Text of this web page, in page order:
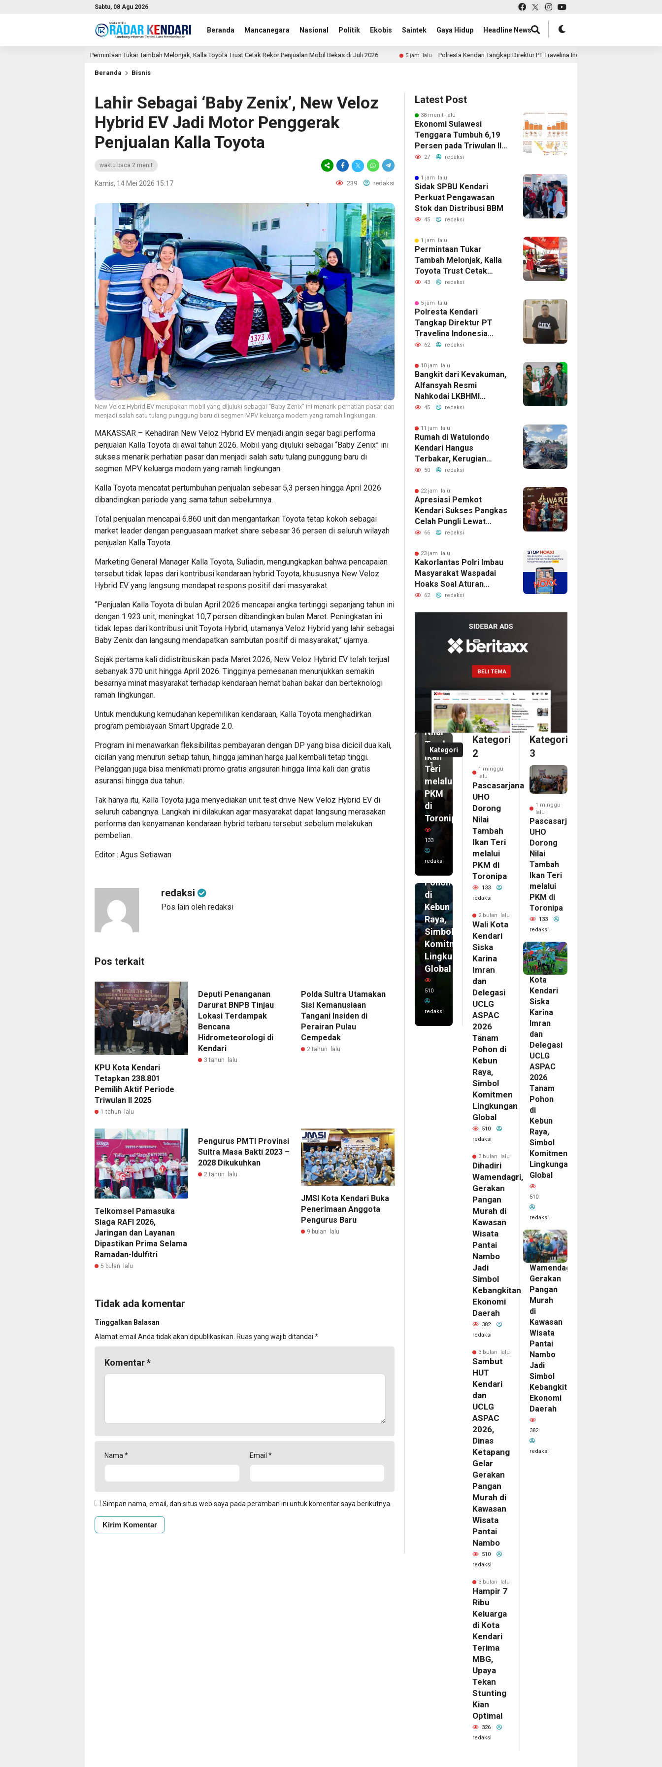
Sabtu, 08 Agu 2026
Beranda Mancanegara Nasional Politik Ekobis Saintek Gaya Hidup Headline News
Permintaan Tukar Tambah Melonjak, Kalla Toyota Trust Cetak Rekor Penjualan Mobil Bekas di Juli 2026 5 jam lalu Polresta Kendari Tangkap Direktur PT Travelina Indonesia Terkait Dugaan Penipuan dan
Beranda Bisnis
Lahir Sebagai ‘Baby Zenix’, New Veloz
Hybrid EV Jadi Motor Penggerak
Penjualan Kalla Toyota
waktu baca 2 menit
Kamis, 14 Mei 2026 15:17 239 redaksi
New Veloz Hybrid EV merupakan mobil yang dijuluki sebagai “Baby Zenix” ini menarik perhatian pasar dan
menjadi salah satu tulang punggung baru di segmen MPV keluarga modern yang ramah lingkungan.
MAKASSAR – Kehadiran New Veloz Hybrid EV menjadi angin segar bagi performa
penjualan Kalla Toyota di awal tahun 2026. Mobil yang dijuluki sebagai “Baby Zenix” ini
sukses menarik perhatian pasar dan menjadi salah satu tulang punggung baru di
segmen MPV keluarga modern yang ramah lingkungan.
Kalla Toyota mencatat pertumbuhan penjualan sebesar 5,3 persen hingga April 2026
dibandingkan periode yang sama tahun sebelumnya.
Total penjualan mencapai 6.860 unit dan mengantarkan Toyota tetap kokoh sebagai
market leader dengan penguasaan market share sebesar 36 persen di seluruh wilayah
penjualan Kalla Toyota.
Marketing General Manager Kalla Toyota, Suliadin, mengungkapkan bahwa pencapaian
tersebut tidak lepas dari kontribusi kendaraan hybrid Toyota, khususnya New Veloz
Hybrid EV yang langsung mendapat respons positif dari masyarakat.
“Penjualan Kalla Toyota di bulan April 2026 mencapai angka tertinggi sepanjang tahun ini
dengan 1.923 unit, meningkat 10,7 persen dibandingkan bulan Maret. Peningkatan ini
tidak lepas dari kontribusi unit Toyota Hybrid, utamanya Veloz Hybrid yang lahir sebagai
Baby Zenix dan langsung mendapatkan sambutan positif di masyarakat,” ujarnya.
Sejak pertama kali didistribusikan pada Maret 2026, New Veloz Hybrid EV telah terjual
sebanyak 370 unit hingga April 2026. Tingginya pemesanan menunjukkan semakin
besarnya minat masyarakat terhadap kendaraan hemat bahan bakar dan berteknologi
ramah lingkungan.
Untuk mendukung kemudahan kepemilikan kendaraan, Kalla Toyota menghadirkan
program pembiayaan Smart Upgrade 2.0.
Program ini menawarkan fleksibilitas pembayaran dengan DP yang bisa dicicil dua kali,
cicilan yang menurun setiap tahun, hingga jaminan harga jual kembali tetap tinggi.
Pelanggan juga bisa menikmati promo gratis angsuran hingga lima kali dan gratis
asuransi hingga dua tahun.
Tak hanya itu, Kalla Toyota juga menyediakan unit test drive New Veloz Hybrid EV di
seluruh cabangnya. Langkah ini dilakukan agar masyarakat dapat langsung merasakan
performa dan kenyamanan kendaraan hybrid terbaru tersebut sebelum melakukan
pembelian.
Editor : Agus Setiawan
redaksi
Pos lain oleh redaksi
Pos terkait
KPU Kota Kendari
Tetapkan 238.801
Pemilih Aktif Periode
Triwulan II 2025
1 tahun lalu
Deputi Penanganan
Darurat BNPB Tinjau
Lokasi Terdampak
Bencana
Hidrometeorologi di
Kendari
3 tahun lalu
Polda Sultra Utamakan
Sisi Kemanusiaan
Tangani Insiden di
Perairan Pulau
Cempedak
2 tahun lalu
Telkomsel Pamasuka
Siaga RAFI 2026,
Jaringan dan Layanan
Dipastikan Prima Selama
Ramadan-Idulfitri
5 bulan lalu
Pengurus PMTI Provinsi
Sultra Masa Bakti 2023 –
2028 Dikukuhkan
2 tahun lalu
JMSI Kota Kendari Buka
Penerimaan Anggota
Pengurus Baru
9 bulan lalu
Tidak ada komentar
Tinggalkan Balasan
Alamat email Anda tidak akan dipublikasikan. Ruas yang wajib ditandai *
Komentar*
Nama * Email *
Simpan nama, email, dan situs web saya pada peramban ini untuk komentar saya berikutnya.
Latest Post
38 menit lalu
Ekonomi Sulawesi
Tenggara Tumbuh 6,19
Persen pada Triwulan II-
2026, Sektor Akomodasi
Pendorong Utama
27 redaksi
1 jam lalu
Sidak SPBU Kendari
Perkuat Pengawasan
Stok dan Distribusi BBM
45 redaksi
1 jam lalu
Permintaan Tukar
Tambah Melonjak, Kalla
Toyota Trust Cetak
Rekor Penjualan Mobil
43 redaksi
5 jam lalu
Polresta Kendari
Tangkap Direktur PT
Travelina Indonesia
Terkait Dugaan Penipuan
Puluhan Jemaah Umrah
62 redaksi
10 jam lalu
Bangkit dari Kevakuman,
Alfansyah Resmi
Nahkodai LKBHMI
Cabang Kendari 2026–
45 redaksi
11 jam lalu
Rumah di Watulondo
Kendari Hangus
Terbakar, Kerugian
Taksir Rp500 Juta
50 redaksi
22 jam lalu
Apresiasi Pemkot
Kendari Sukses Pangkas
Celah Pungli Lewat
Sistem Digital
66 redaksi
23 jam lalu
Kakorlantas Polri Imbau
Masyarakat Waspadai
Hoaks Soal Aturan
Tilang Baru
62 redaksi
Kategori
1
Pascasarjana
UHO
Dorong
Nilai
Tambah
Ikan
Teri
melalui
PKM
di
Toronipa
133
redaksi
bulan
lalu
Wali
Kota
Kendari
Siska
Karina
Imran
dan
Delegasi
UCLG
ASPAC
2026
Pohon
di
Kebun
Raya,
Simbol
Komitmen
Lingkungan
Global
510
redaksi
Kategori
2
1 minggu
lalu
Pascasarjana
UHO
Dorong
Nilai
Tambah
Ikan Teri
melalui
PKM di
Toronipa
133
redaksi
2 bulan lalu
Wali Kota
Kendari
Siska
Karina
Imran
dan
Delegasi
UCLG
ASPAC
2026
Tanam
Pohon di
Kebun
Raya,
Simbol
Komitmen
Lingkungan
Global
510
redaksi
3 bulan lalu
Dihadiri
Wamendagri,
Gerakan
Pangan
Murah di
Kawasan
Wisata
Pantai
Nambo
Jadi
Simbol
Kebangkitan
Ekonomi
Daerah
382
redaksi
3 bulan lalu
Sambut
HUT
Kendari
dan
UCLG
ASPAC
2026,
Dinas
Ketapang
Gelar
Gerakan
Pangan
Murah di
Kawasan
Wisata
Pantai
Nambo
510
redaksi
3 bulan lalu
Hampir 7
Ribu
Keluarga
di Kota
Kendari
Terima
MBG,
Upaya
Tekan
Stunting
Kian
Optimal
326
redaksi
Kategori
3
1 minggu
lalu
Pascasarjana
UHO
Dorong
Nilai
Tambah
Ikan Teri
melalui
PKM di
Toronipa
133
redaksi
2
bulan
lalu
Wali
Kota
Kendari
Siska
Karina
Imran
dan
Delegasi
UCLG
ASPAC
2026
Tanam
Pohon
di
Kebun
Raya,
Simbol
Komitmen
Lingkungan
Global
510
redaksi
3
bulan
lalu
Dihadiri
Wamendagri,
Gerakan
Pangan
Murah
di
Kawasan
Wisata
Pantai
Nambo
Jadi
Simbol
Kebangkitan
Ekonomi
Daerah
382
redaksi